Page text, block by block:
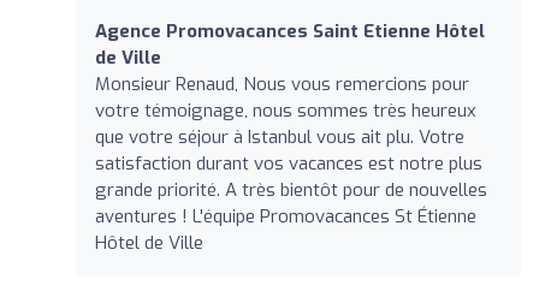
Agence Promovacances Saint Etienne Hôtel
de Ville
Monsieur Renaud, Nous vous remercions pour
votre témoignage, nous sommes très heureux
que votre séjour à Istanbul vous ait plu. Votre
satisfaction durant vos vacances est notre plus
grande priorité. A très bientôt pour de nouvelles
aventures ! L'équipe Promovacances St Étienne
Hôtel de Ville